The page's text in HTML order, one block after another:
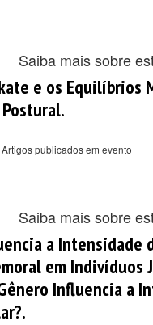
Saiba mais sobre
e os Equilíbrios
publicados em evento
Saiba mais sobre
a Intensidade
em Indivíduos
Influencia a